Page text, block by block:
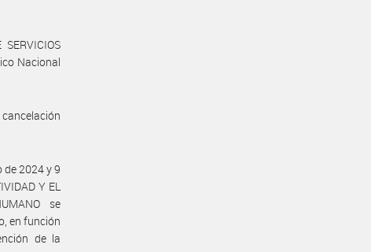
Nacional
de 2024 y 9
Y EL
se
en función
de la